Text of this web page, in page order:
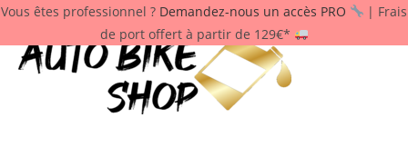
Vous êtes professionnel ? Demandez-nous un accès PRO
| Frais
de port offert à partir de 129€*